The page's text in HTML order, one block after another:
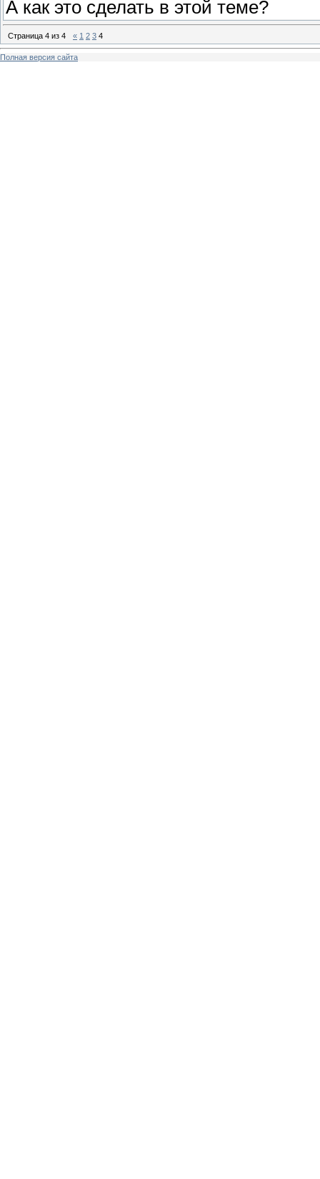
А как это сделать в этой теме?
Страница 4 из 4 « 1 2 3 4
Полная версия сайта